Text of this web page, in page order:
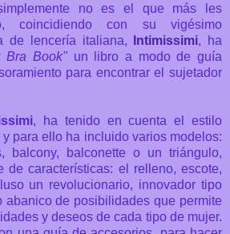
no es el que más les
coincidiendo con su vigésimo
de lencería italiana,
Intimissimi, ha
Bra Book" un libro a modo de guía
para encontrar el sujetador
, ha tenido en cuenta el estilo
para ello ha incluido varios modelos:
balcony, balconette o un triángulo,
de características: el relleno, escote,
un revolucionario, innovador tipo
abanico de posibilidades que permite
y deseos de cada tipo de mujer.